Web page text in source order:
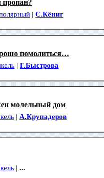
пропан?
| С.Кёниг
помолиться…
| Г.Быстрова
молельный дом
| А.Крупадеров
| ...